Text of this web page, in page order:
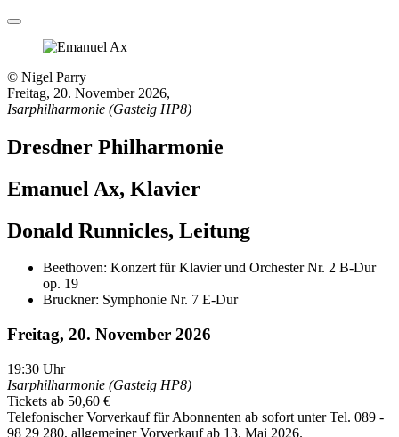
© Nigel Parry
Freitag, 20. November 2026,
Isarphilharmonie (Gasteig HP8)
Dresdner Philharmonie
Emanuel Ax, Klavier
Donald Runnicles, Leitung
Beethoven: Konzert für Klavier und Orchester Nr. 2 B-Dur
op. 19
Bruckner: Symphonie Nr. 7 E-Dur
Freitag, 20. November 2026
19:30 Uhr
Isarphilharmonie (Gasteig HP8)
Tickets ab 50,60 €
Telefonischer Vorverkauf für Abonnenten ab sofort unter Tel. 089 -
98 29 280, allgemeiner Vorverkauf ab 13. Mai 2026.